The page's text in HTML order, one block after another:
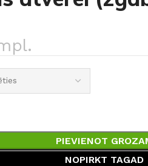
PIEVIENOT
NOPIRKT TAGAD